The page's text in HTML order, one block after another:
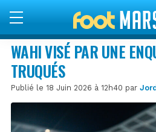
WAHI VISÉ PAR UNE
TRUQUÉS
Publié le 18 Juin 2026 à 12h40 par